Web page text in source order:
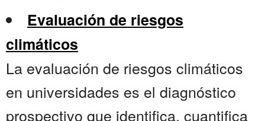
Evaluación de riesgos
climáticos
La evaluación de riesgos climáticos
en universidades es el diagnóstico
prospectivo que identifica, cuantifica